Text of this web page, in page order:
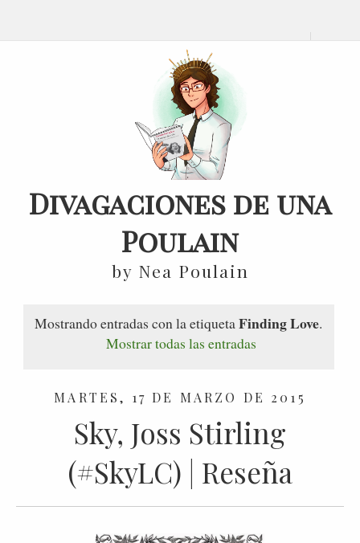
Divagaciones de una
Poulain
by Nea Poulain
Mostrando entradas con la etiquetaFinding Love.
Mostrar todas las entradas
MARTES, 17 DE MARZO DE 2015
Sky, Joss Stirling
(#SkyLC) | Reseña